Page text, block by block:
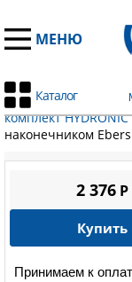
МЕНЮ
Каталог
Главная / Запчасти
комплект HYDRONIC
наконечником
Принимаем к
2 376P
Купить